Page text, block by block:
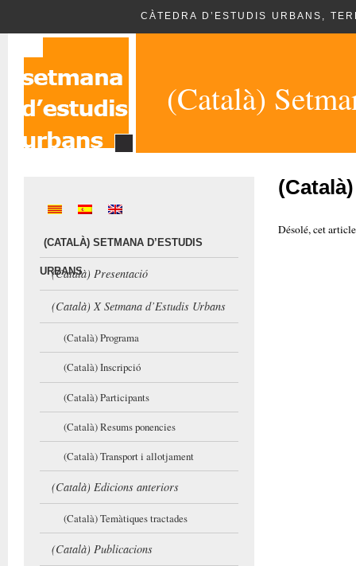
CÀTEDRA D’ESTUDIS URBANS,
(Català)
Désolé, cet
(CATALÀ) SETMANA D’ESTUDIS
URBANS
(Català) Presentació
(Català) X Setmana d’Estudis Urbans
(Català) Programa
(Català) Inscripció
(Català) Participants
(Català) Resums ponencies
(Català) Transport i allotjament
(Català) Edicions anteriors
(Català) Temàtiques tractades
(Català) Publicacions